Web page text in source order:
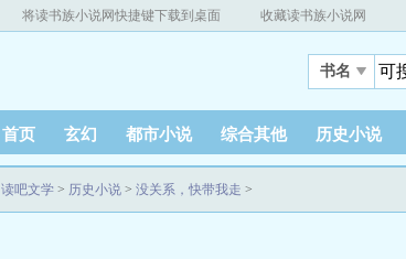
将读书族小说网快捷键下载到桌面 收藏读书族小说网
书名
首页 玄幻 都市小说 综合其他 历史小说
读吧文学 > 历史小说 > 没关系，快带我走 >